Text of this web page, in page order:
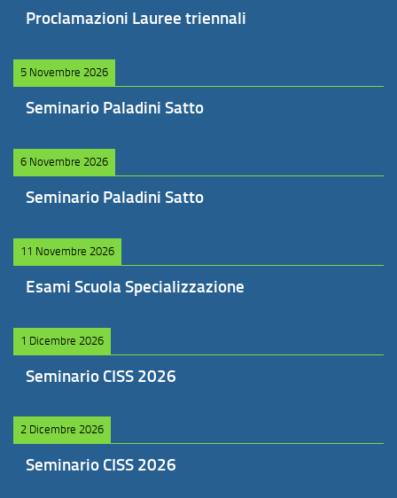
Proclamazioni Lauree triennali
5 Novembre 2026
Seminario Paladini Satto
6 Novembre 2026
Seminario Paladini Satto
11 Novembre 2026
Esami Scuola Specializzazione
1 Dicembre 2026
Seminario CISS 2026
2 Dicembre 2026
Seminario CISS 2026